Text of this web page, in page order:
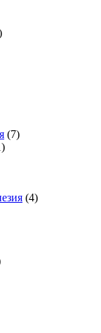
(7)
(4)